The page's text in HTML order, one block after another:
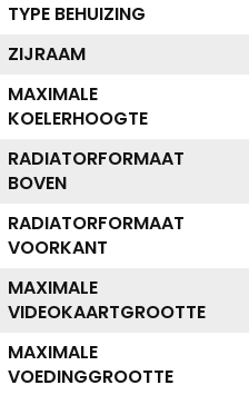
TYPE BEHUIZING
ZIJRAAM
MAXIMALE
KOELERHOOGTE
RADIATORFORMAAT
BOVEN
RADIATORFORMAAT
VOORKANT
MAXIMALE
VIDEOKAARTGROOTTE
MAXIMALE
VOEDINGGROOTTE